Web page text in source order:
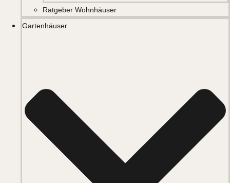
Ratgeber Wohnhäuser
Gartenhäuser